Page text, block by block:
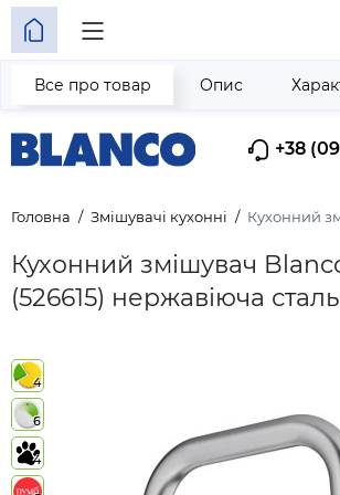
+38
Головна Змішувачі кухонні Кухонний
Кухонний змішувач
(526615) нержавіюча сталь
Все про товар Опис
4
6
4